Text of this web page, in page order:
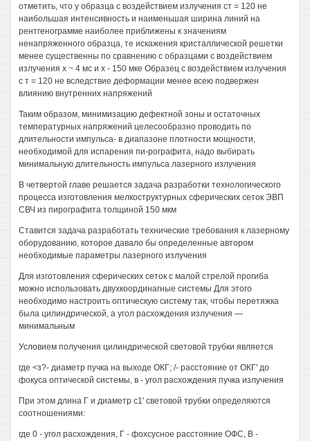
отметить, что у образца с воздействием излучения ст = 120 не
наибольшая интенсивность и наименьшая ширина линий на
рентгенограмме наиболее приближены к значениям
ненапряженного образца, те искажения кристаллической решетки
менее существенны по сравнению с образцами с воздействием
излучения х ~ 4 мс и х - 150 мке Образец с воздействием излучения
с т = 120 не вследствие деформации менее всею подвержен
влиянию внутренних напряжений
Таким образом, минимизацию дефектной зоны и остаточных
температурных напряжений целесообразно проводить по
длительности импульса- в диапазоне плотности мощности,
необходимой для испарения пи-рографита, надо выбирать
минимальную длительность импульса лазерного излучения
В четвертой главе решается задача разработки технологического
процесса изготовления мелкоструктурных сферических сеток ЭВП
СВЧ из пирографита толщиной 150 мкм
Ставится задача разработать технические требования к лазерному
оборудованию, которое давало бы определенные автором
необходимые параметры лазерного излучения
Для изготовления сферических сеток с малой стрелой прогиба
можно использовать двухкоординагные системы Для этого
необходимо настроить оптическую систему так, чтобы перетяжка
была цилиндрической, а угол расхождения излучения —
минимальным
Условием получения цилиндрической световой трубки является
где <з?- диаметр пучка на выходе ОКГ; /- расстояние от ОКГ' до
фокуса оптической системы, в - угол расхождения пучка излучения
При этом длина Г и диаметр с1' световой трубки определяются
соотношениями:
где 0 - угол расхождения, Г - фохсусное расстояние ОФС, В -